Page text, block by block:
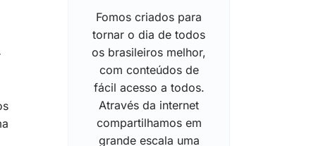
Fomos criados para
tornar o dia de todos
os brasileiros melhor,
com conteúdos de
fácil acesso a todos.
Através da internet
compartilhamos em
grande escala uma